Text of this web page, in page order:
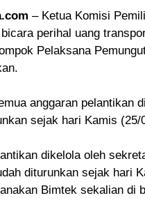
– Ketua Komisi
perihal uang
Pelaksana
anggaran pelantikan
sejak hari Kamis (25/
dikelola oleh
diturunkan sejak hari
Bimtek sekalian di